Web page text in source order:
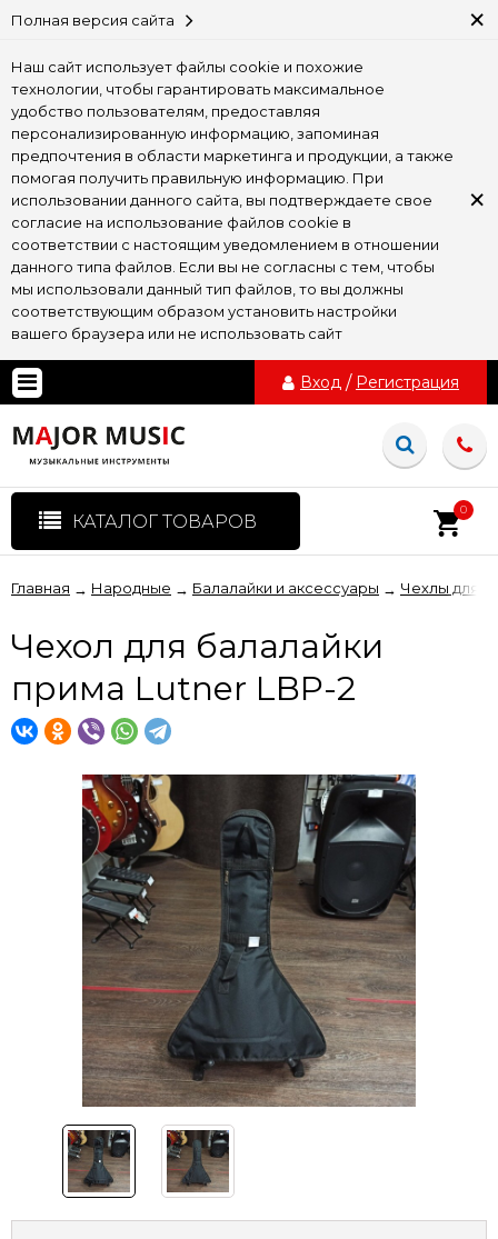
Полная версия сайта ×
Наш сайт использует файлы cookie и похожие
технологии, чтобы гарантировать максимальное
удобство пользователям, предоставляя
персонализированную информацию, запоминая
предпочтения в области маркетинга и продукции, а также
помогая получить правильную информацию. При
использовании данного сайта, вы подтверждаете свое
согласие на использование файлов cookie в
соответствии с настоящим уведомлением в отношении
данного типа файлов. Если вы не согласны с тем, чтобы
мы использовали данный тип файлов, то вы должны
соответствующим образом установить настройки
вашего браузера или не использовать сайт
×
Вход / Регистрация
КАТАЛОГ ТОВАРОВ
0
Главная → Народные → Балалайки и аксессуары → Чехлы для
Чехол для балалайки
прима Lutner LBP-2